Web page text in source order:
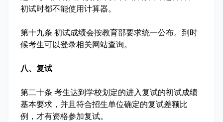
初试时都不能使用计算器。
第十九条 初试成绩会按教育部要求统一公布。到时
候考生可以登录相关网站查询。
八、复试
第二十条 考生达到学校划定的进入复试的初试成绩
基本要求，并且符合招生单位确定的复试差额比
例，才有资格参加复试。